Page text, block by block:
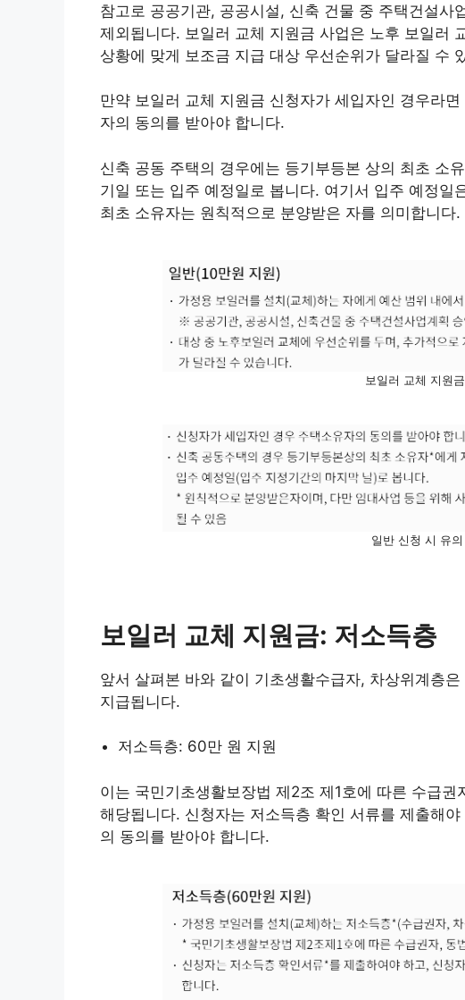
참고로 공공기관, 공공시설, 신축 건물 중 주택건설사
제외됩니다. 보일러 교체 지원금 사업은 노후 보일러
상황에 맞게 보조금 지급 대상 우선순위가 달라질 수
만약 보일러 교체 지원금 신청자가 세입자인 경우라
자의 동의를 받아야 합니다.
신축 공동 주택의 경우에는 등기부등본 상의 최초 소
기일 또는 입주 예정일로 봅니다. 여기서 입주 예정일
최초 소유자는 원칙적으로 분양받은 자를 의미합니다.
보일러 교체 지원
일반 신청 시 유
보일러 교체 지원금: 저소득층
앞서 살펴본 바와 같이 기초생활수급자, 차상위계층
지급됩니다.
저소득층: 60만 원 지원
이는 국민기초생활보장법 제2조 제1호에 따른 수급
해당됩니다. 신청자는 저소득층 확인 서류를 제출해
의 동의를 받아야 합니다.